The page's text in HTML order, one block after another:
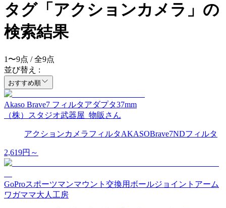
タグ「アクションカメラ」の
検索結果
1 〜9点 / 全9点
並び替え :
おすすめ順
Akaso Brave7 フィルタアダプタ37mm
（株）スタジオ武器屋_物販さん
アクションカメラフィルタAKASOBrave7NDフィルタ
2,619円～
GoProスポーツマンマウント交換用ボールジョイントアーム
ワガママ大人工房